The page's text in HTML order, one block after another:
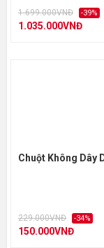
1.699.000VNĐ -39%
1.035.000VNĐ
Chuột Không Dây
229.000VNĐ -34%
150.000VNĐ